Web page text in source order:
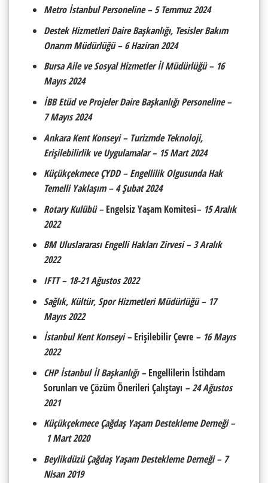
Metro İstanbul Personeline – 5 Temmuz 2024
Destek Hizmetleri Daire Başkanlığı, Tesisler Bakım
Onarım Müdürlüğü – 6 Haziran 2024
Bursa Aile ve Sosyal Hizmetler İl Müdürlüğü – 16
Mayıs 2024
İBB Etüd ve Projeler Daire Başkanlığı Personeline –
7 Mayıs 2024
Ankara Kent Konseyi – Turizmde Teknoloji,
Erişilebilirlik ve Uygulamalar – 15 Mart 2024
Küçükçekmece ÇYDD – Engellilik Olgusunda Hak
Temelli Yaklaşım – 4 Şubat 2024
Rotary Kulübü –Engelsiz Yaşam Komitesi– 15 Aralık
2022
BM Uluslararası Engelli Hakları Zirvesi – 3 Aralık
2022
IFTT – 18-21 Ağustos 2022
Sağlık, Kültür, Spor Hizmetleri Müdürlüğü – 17
Mayıs 2022
İstanbul Kent Konseyi –Erişilebilir Çevre – 16 Mayıs
2022
CHP İstanbul İl Başkanlığı –Engellilerin İstihdam
Sorunları ve Çözüm Önerileri Çalıştayı – 24 Ağustos
2021
Küçükçekmece Çağdaş Yaşam Destekleme Derneği –
1 Mart 2020
Beylikdüzü Çağdaş Yaşam Destekleme Derneği – 7
Nisan 2019